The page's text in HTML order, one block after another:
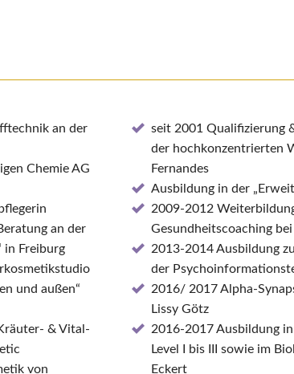
an der
Chemie AG
an der
in Freiburg
und außen“
& Vital-
von
seit 2001 Qualifizierung
der hochkonzentrierten
Fernandes
Ausbildung in der
2009-2012
Gesundheitscoaching
2013-2014 Ausbildung
der
2016/ 2017 Alpha-
Lissy Götz
2016-2017 Ausbildung
Level I bis III sowie im
Eckert